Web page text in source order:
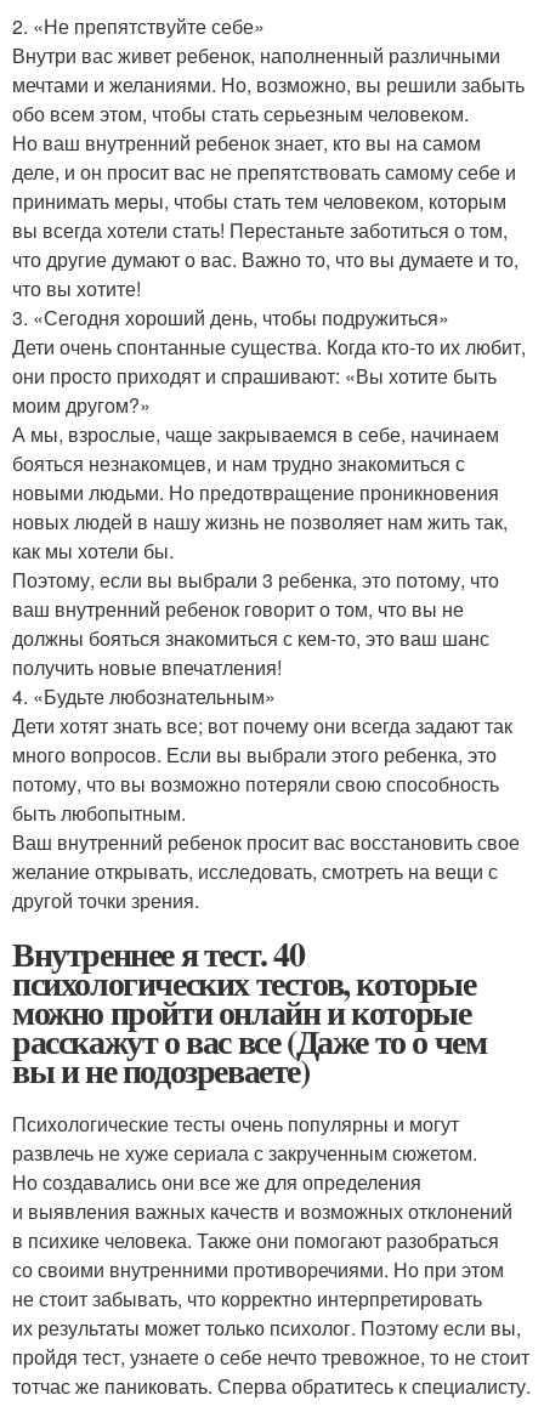
2. «Не препятствуйте себе»
Внутри вас живет ребенок, наполненный различными
мечтами и желаниями. Но, возможно, вы решили забыть
обо всем этом, чтобы стать серьезным человеком.
Но ваш внутренний ребенок знает, кто вы на самом
деле, и он просит вас не препятствовать самому себе и
принимать меры, чтобы стать тем человеком, которым
вы всегда хотели стать! Перестаньте заботиться о том,
что другие думают о вас. Важно то, что вы думаете и то,
что вы хотите!
3. «Сегодня хороший день, чтобы подружиться»
Дети очень спонтанные существа. Когда кто-то их любит,
они просто приходят и спрашивают: «Вы хотите быть
моим другом?»
А мы, взрослые, чаще закрываемся в себе, начинаем
бояться незнакомцев, и нам трудно знакомиться с
новыми людьми. Но предотвращение проникновения
новых людей в нашу жизнь не позволяет нам жить так,
как мы хотели бы.
Поэтому, если вы выбрали 3 ребенка, это потому, что
ваш внутренний ребенок говорит о том, что вы не
должны бояться знакомиться с кем-то, это ваш шанс
получить новые впечатления!
4. «Будьте любознательным»
Дети хотят знать все; вот почему они всегда задают так
много вопросов. Если вы выбрали этого ребенка, это
потому, что вы возможно потеряли свою способность
быть любопытным.
Ваш внутренний ребенок просит вас восстановить свое
желание открывать, исследовать, смотреть на вещи с
другой точки зрения.
Внутреннее я тест. 40
психологических тестов, которые
можно пройти онлайн и которые
расскажут о вас все (Даже то о чем
вы и не подозреваете)
Психологические тесты очень популярны и могут
развлечь не хуже сериала с закрученным сюжетом.
Но создавались они все же для определения
и выявления важных качеств и возможных отклонений
в психике человека. Также они помогают разобраться
со своими внутренними противоречиями. Но при этом
не стоит забывать, что корректно интерпретировать
их результаты может только психолог. Поэтому если вы,
пройдя тест, узнаете о себе нечто тревожное, то не стоит
тотчас же паниковать. Сперва обратитесь к специалисту.